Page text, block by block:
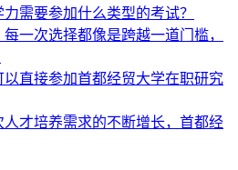
需要参加什么类型的考试？
一次选择都像是跨越一道门槛，
直接参加首都经贸大学在职研究
才培养需求的不断增长，首都经